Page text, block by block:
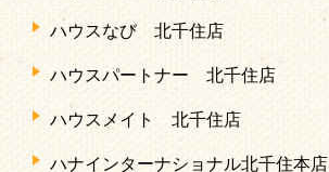
ハウスなび 北千住店
ハウスパートナー 北千住店
ハウスメイト 北千住店
ハナインターナショナル北千住本店